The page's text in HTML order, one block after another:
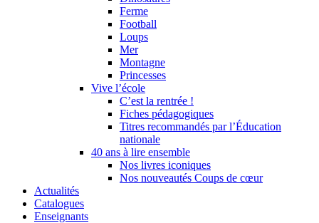
Ferme
Football
Loups
Mer
Montagne
Princesses
Vive l’école
C’est la rentrée !
Fiches pédagogiques
Titres recommandés par l’Éducation
nationale
40 ans à lire ensemble
Nos livres iconiques
Nos nouveautés Coups de cœur
Actualités
Catalogues
Enseignants